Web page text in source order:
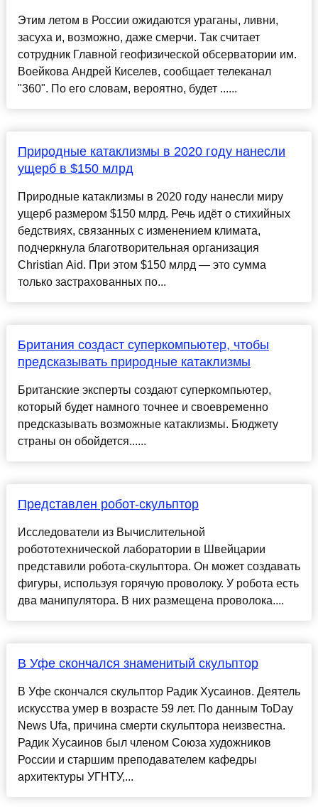
Этим летом в России ожидаются ураганы, ливни,
засуха и, возможно, даже смерчи. Так считает
сотрудник Главной геофизической обсерватории им.
Воейкова Андрей Киселев, сообщает телеканал
"360". По его словам, вероятно, будет ......
Природные катаклизмы в 2020 году нанесли
ущерб в $150 млрд
Природные катаклизмы в 2020 году нанесли миру
ущерб размером $150 млрд. Речь идёт о стихийных
бедствиях, связанных с изменением климата,
подчеркнула благотворительная организация
Christian Aid. При этом $150 млрд — это сумма
только застрахованных по...
Британия создаст суперкомпьютер, чтобы
предсказывать природные катаклизмы
Британские эксперты создают суперкомпьютер,
который будет намного точнее и своевременно
предсказывать возможные катаклизмы. Бюджету
страны он обойдется......
Представлен робот-скульптор
Исследователи из Вычислительной
робототехнической лаборатории в Швейцарии
представили робота-скульптора. Он может создавать
фигуры, используя горячую проволоку. У робота есть
два манипулятора. В них размещена проволока....
В Уфе скончался знаменитый скульптор
В Уфе скончался скульптор Радик Хусаинов. Деятель
искусства умер в возрасте 59 лет. По данным ToDay
News Ufa, причина смерти скульптора неизвестна.
Радик Хусаинов был членом Союза художников
России и старшим преподавателем кафедры
архитектуры УГНТУ,...